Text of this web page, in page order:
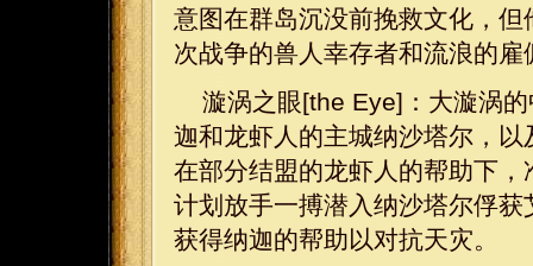
意图在群岛沉没前挽救文化，
次战争的兽人幸存者和流浪的
漩涡之眼[the Eye]：大漩涡
迦和龙虾人的主城纳沙塔尔，
在部分结盟的龙虾人的帮助下
计划放手一搏潜入纳沙塔尔俘
获得纳迦的帮助以对抗天灾。